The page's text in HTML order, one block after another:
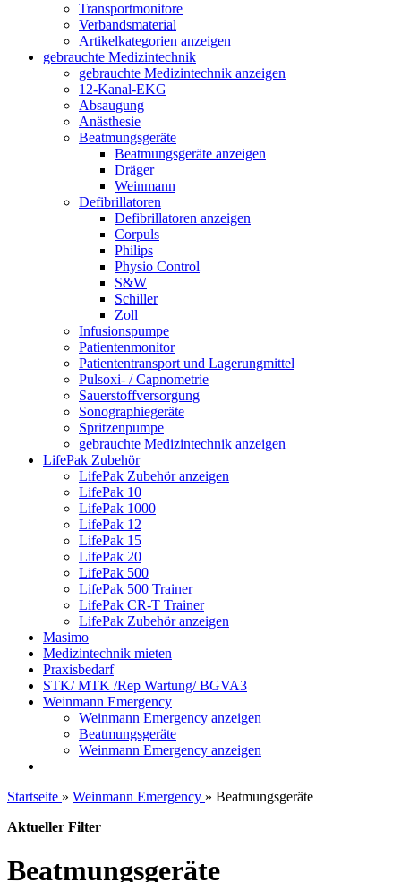
Transportmonitore
Verbandsmaterial
Artikelkategorien anzeigen
gebrauchte Medizintechnik
gebrauchte Medizintechnik anzeigen
12-Kanal-EKG
Absaugung
Anästhesie
Beatmungsgeräte
Beatmungsgeräte anzeigen
Dräger
Weinmann
Defibrillatoren
Defibrillatoren anzeigen
Corpuls
Philips
Physio Control
S&W
Schiller
Zoll
Infusionspumpe
Patientenmonitor
Patiententransport und Lagerungmittel
Pulsoxi- / Capnometrie
Sauerstoffversorgung
Sonographiegeräte
Spritzenpumpe
gebrauchte Medizintechnik anzeigen
LifePak Zubehör
LifePak Zubehör anzeigen
LifePak 10
LifePak 1000
LifePak 12
LifePak 15
LifePak 20
LifePak 500
LifePak 500 Trainer
LifePak CR-T Trainer
LifePak Zubehör anzeigen
Masimo
Medizintechnik mieten
Praxisbedarf
STK/ MTK /Rep Wartung/ BGVA3
Weinmann Emergency
Weinmann Emergency anzeigen
Beatmungsgeräte
Weinmann Emergency anzeigen
Startseite » Weinmann Emergency » Beatmungsgeräte
Aktueller Filter
Beatmungsgeräte